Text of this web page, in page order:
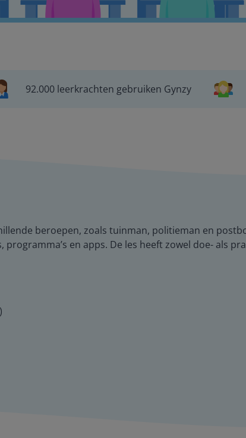
92.000 leerkrachten gebruiken Gynzy
beroepen, zoals tuinman, politieman en
en apps. De les heeft zowel doe- als